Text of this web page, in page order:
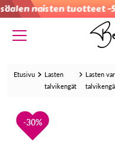
naisten tuotteet -
Translation missing:
Etusivu
Lasten
talvikengät
Lasten
30%
30%
30%
30%
30%